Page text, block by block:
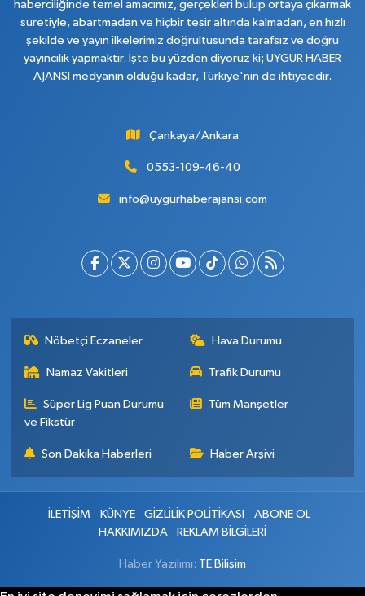
haberciliğinde temel amacımız, gerçekleri bulup ortaya çıkarmak
suretiyle, abartmadan ve hiçbir tesir altında kalmadan, en hızlı
şekilde ve yayın ilkelerimiz doğrultusunda tarafsız ve doğru
yayıncılık yapmaktır. İşte bu yüzden diyoruz ki; UYGUR HABER
AJANSI medyanın olduğu kadar, Türkiye'nin de ihtiyacıdır.
Çankaya/Ankara
0553-109-46-40
info@uygurhaberajansi.com
Nöbetçi Eczaneler Hava Durumu
Namaz Vakitleri Trafik Durumu
Süper Lig Puan Durumu
ve Fikstür
Tüm Manşetler
Son Dakika Haberleri Haber Arşivi
İLETİŞİM KÜNYE GİZLİLİK POLİTİKASI
ABONE OL
HAKKIMIZDA
REKLAM BİLGİLERİ
Haber Yazılımı: TE Bilişim